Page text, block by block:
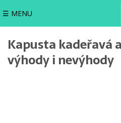
☰ MENU
Kapusta kadeřavá
výhody i nevýhody